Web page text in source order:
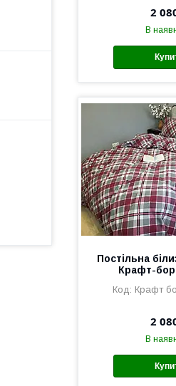
2
В
Постільна
Крафт-
Крафт
2
В